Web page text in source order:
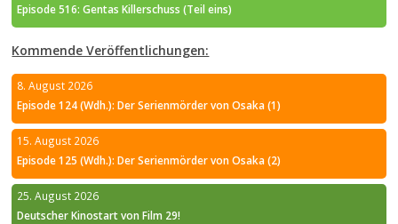
Episode 516: Gentas Killerschuss (Teil eins)
Kommende Veröffentlichungen:
8. August 2026
Episode 124 (Wdh.): Der Serienmörder von Osaka (1)
15. August 2026
Episode 125 (Wdh.): Der Serienmörder von Osaka (2)
25. August 2026
Deutscher Kinostart von Film 29!